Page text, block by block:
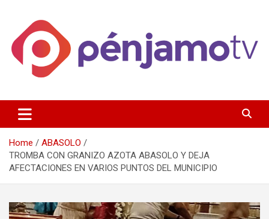
content
Penjamotv
Gto y la region.
Home
ABASOLO
TROMBA CON GRANIZO AZOTA ABASOLO Y DEJA
AFECTACIONES EN VARIOS PUNTOS DEL MUNICIPIO